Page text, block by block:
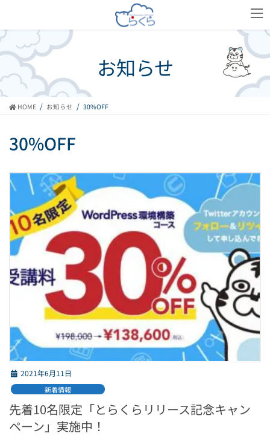
テ
ン
ツ
ス
キ
ゲ
ー
シ
ン
に
お知らせ
HOME お知らせ 30%OFF
30%OFF
2021年6月11日
新着情報
先着10名限定「とらくらリリース記念キャン
ペーン」実施中！